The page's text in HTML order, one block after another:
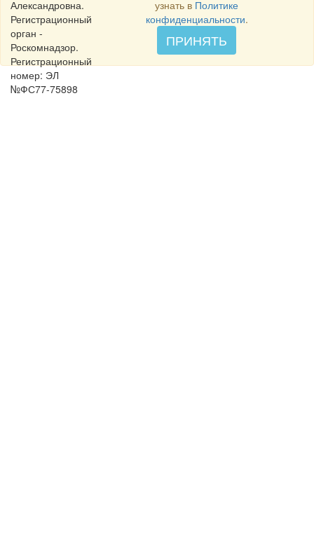
Александровна.
Регистрационный
орган -
Роскомнадзор.
Регистрационный
номер: ЭЛ
№ФС77-75898
узнать в Политике
конфиденциальности.
ПРИНЯТЬ